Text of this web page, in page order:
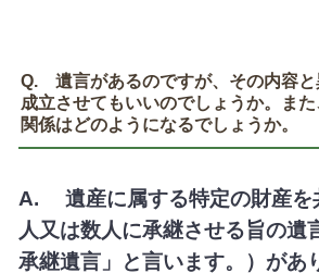
Q. 遺言があるのですが、その内容と
成立させてもいいのでしょうか。ま
関係はどのようになるでしょうか。
A. 遺産に属する特定の財産を
人又は数人に承継させる旨の遺
承継遺言」と言います。）があ